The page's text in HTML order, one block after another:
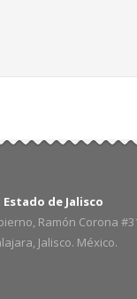
de Jalisco
Ramón Corona
Jalisco. México.